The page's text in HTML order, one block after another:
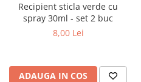
Recipient sticla verde cu
spray 30ml - set 2 buc
8,00 Lei
ADAUGA IN COS